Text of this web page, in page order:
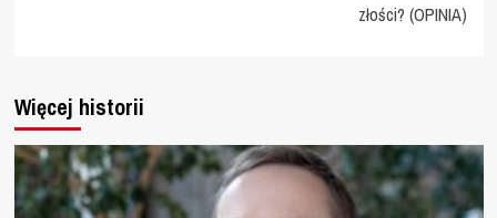
złości? (OPINIA)
Więcej historii